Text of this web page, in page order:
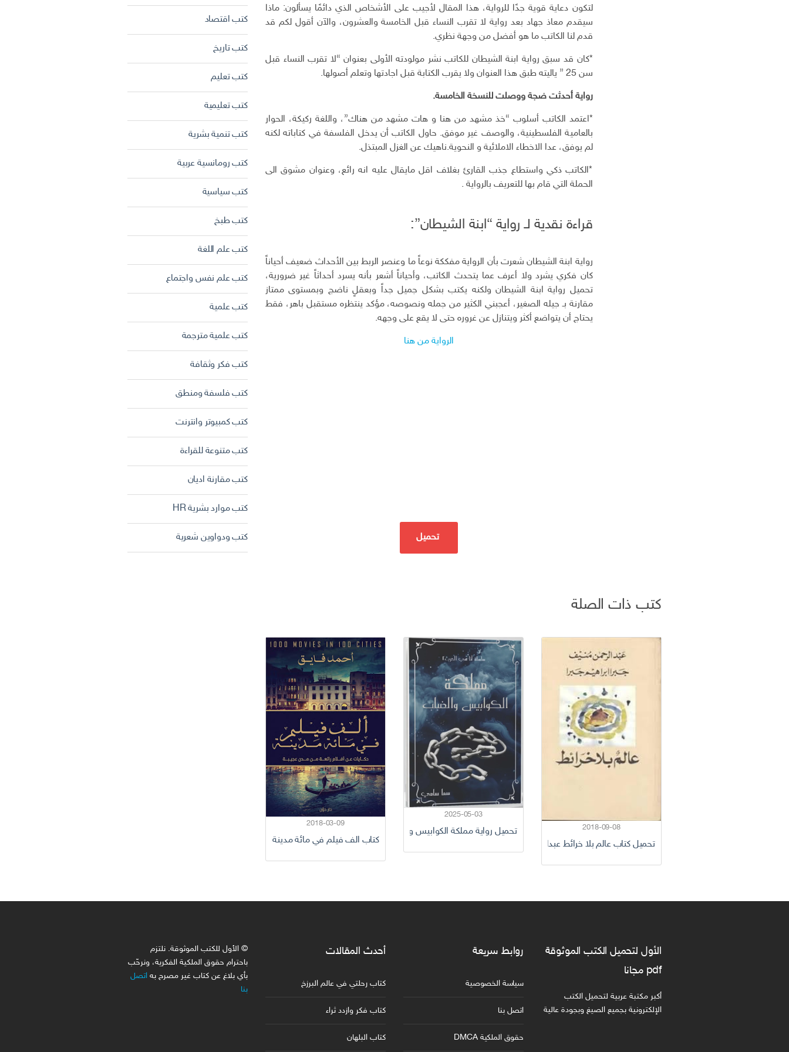
لتكون دعاية قوية جدًا للرواية، هذا المقال لأجيب على الأشخاص الذي دائمًا يسألون: ماذا
سيقدم معاذ جهاد بعد رواية لا تقرب النساء قبل الخامسة والعشرون، والآن أقول لكم قد
قدم لنا الكاتب ما هو أفضل من وجهة نظري.
*كان قد سبق رواية ابنة الشيطان للكاتب نشر مولودته الأولى بعنوان “لا تقرب النساء قبل
سن 25 ” ياليته طبق هذا العنوان ولا يقرب الكتابة قبل اجادتها وتعلم أصولها.
رواية أحدثت ضجة ووصلت للنسخة الخامسة.
*اعتمد الكاتب أسلوب “خذ مشهد من هنا و هات مشهد من هناك”، واللغة ركيكة، الحوار
بالعامية الفلسطينية، والوصف غير موفق. حاول الكاتب أن يدخل الفلسفة في كتاباته لكنه
لم يوفق، عدا الاخطاء الاملائية و النحوية.ناهيك عن الغزل المبتذل.
*الكاتب ذكي واستطاع جذب القارئ بغلاف اقل مايقال عليه انه رائع، وعنوان مشوق الى
الحملة التي قام بها للتعريف بالرواية .
قراءة نقدية لـ رواية “ابنة الشيطان”:
رواية ابنة الشيطانشعرت بأن الرواية مفككة نوعاً ما وعنصر الربط بين الأحداث ضعيف أحياناً
كان فكري يشرد ولا أعرف عما يتحدث الكاتب، وأحياناً أشعر بأنه يسرد أحداثاً غير ضرورية،
تحميل رواية ابنة الشيطان ولكنه يكتب بشكل جميل جداً وبعقلٍ ناضج وبمستوى ممتاز
مقارنة بـ جيله الصغير، أعجبني الكثير من جمله ونصوصه، مؤكد ينتظره مستقبل باهر، فقط
يحتاج أن يتواضع أكثر ويتنازل عن غروره حتى لا يقع على وجهه.
الرواية من هنا
تحميل
كتب ذات الصلة
2018-09-08
تحميل كتاب عالم بلا خرائط عبدالرحمن منيف pdf كامل
2025-05-03
تحميل رواية مملكة الكوابيس والضباب pdf الكاتبة سما سامي
2018-03-09
كتاب الف فيلم في مائة مدينة pdf كاملة
كتب اقتصاد
كتب تاريخ
كتب تعليم
كتب تعليمية
كتب تنمية بشرية
كتب رومانسية عربية
كتب سياسية
كتب طبخ
كتب علم اللغة
كتب علم نفس واجتماع
كتب علمية
كتب علمية مترجمة
كتب فكر وثقافة
كتب فلسفة ومنطق
كتب كمبيوتر وانترنت
كتب متنوعة للقراءة
كتب مقارنة اديان
كتب موارد بشرية HR
كتب ودواوين شعرية
الأول لتحميل الكتب الموثوقة
pdf مجانا
أكبر مكتبة عربية لتحميل الكتب
الإلكترونية بجميع الصيغ وبجودة عالية
روابط سريعة
سياسة الخصوصية
اتصل بنا
حقوق الملكية DMCA
أحدث المقالات
كتاب رحلتي في عالم البرزخ
كتاب فكر وازدد ثراء
كتاب البلهان
© الأول للكتب الموثوقة. نلتزم
باحترام حقوق الملكية الفكرية، ونرحّب
بأي بلاغ عن كتاب غير مصرح به اتصل
بنا